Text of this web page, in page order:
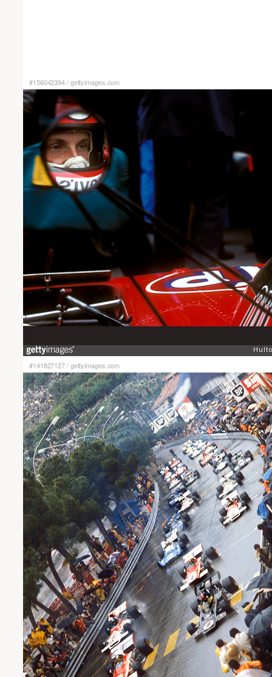
#156042394/gettyimages.com
#141827127/gettyimages.com